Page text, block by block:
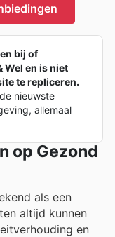
bij of
Wel en is niet
te repliceren.
nieuwste
allemaal
op Gezond
als een
altijd kunnen
en